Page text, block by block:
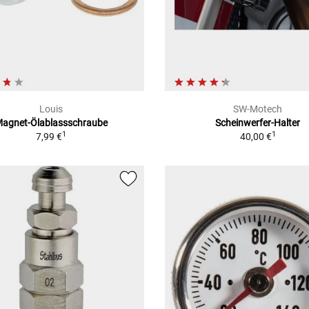
Louis
Ölablassschraube
7,99 €1
SW-Motech
Scheinwerfer-Halter
40,00 €1